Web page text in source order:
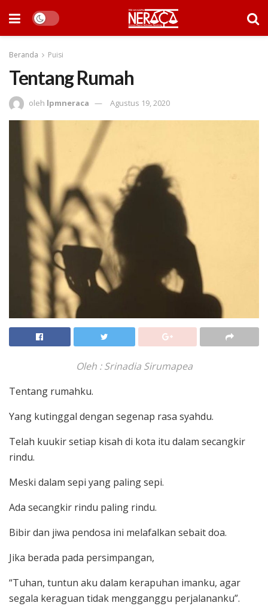
Beranda Puisi
Tentang Rumah
oleh lpmneraca Agustus 19, 2020
Oleh : Srinadia Sirumapea
Tentang rumahku.
Yang kutinggal dengan segenap rasa syahdu.
Telah kuukir setiap kisah di kota itu dalam secangkir
rindu.
Meski dalam sepi yang paling sepi.
Ada secangkir rindu paling rindu.
Bibir dan jiwa pendosa ini melafalkan sebait doa.
Jika berada pada persimpangan,
“Tuhan, tuntun aku dalam kerapuhan imanku, agar
segala keraguan tidak mengganggu perjalananku”.